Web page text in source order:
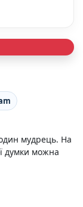
мудрець. На
думки можна